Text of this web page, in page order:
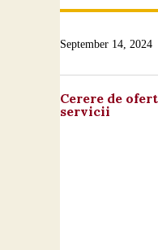
September 14, 2024
Cerere de
servicii